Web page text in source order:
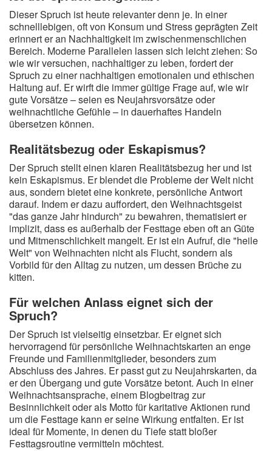
Dieser Spruch ist heute relevanter denn je. In einer
schnelllebigen, oft von Konsum und Stress geprägten Zeit
erinnert er an Nachhaltigkeit im zwischenmenschlichen
Bereich. Moderne Parallelen lassen sich leicht ziehen: So
wie wir versuchen, nachhaltiger zu leben, fordert der
Spruch zu einer nachhaltigen emotionalen und ethischen
Haltung auf. Er wirft die immer gültige Frage auf, wie wir
gute Vorsätze – seien es Neujahrsvorsätze oder
weihnachtliche Gefühle – in dauerhaftes Handeln
übersetzen können.
Realitätsbezug oder Eskapismus?
Der Spruch stellt einen klaren Realitätsbezug her und ist
kein Eskapismus. Er blendet die Probleme der Welt nicht
aus, sondern bietet eine konkrete, persönliche Antwort
darauf. Indem er dazu auffordert, den Weihnachtsgeist
"das ganze Jahr hindurch" zu bewahren, thematisiert er
implizit, dass es außerhalb der Festtage eben oft an Güte
und Mitmenschlichkeit mangelt. Er ist ein Aufruf, die "heile
Welt" von Weihnachten nicht als Flucht, sondern als
Vorbild für den Alltag zu nutzen, um dessen Brüche zu
kitten.
Für welchen Anlass eignet sich der
Spruch?
Der Spruch ist vielseitig einsetzbar. Er eignet sich
hervorragend für persönliche Weihnachtskarten an enge
Freunde und Familienmitglieder, besonders zum
Abschluss des Jahres. Er passt gut zu Neujahrskarten, da
er den Übergang und gute Vorsätze betont. Auch in einer
Weihnachtsansprache, einem Blogbeitrag zur
Besinnlichkeit oder als Motto für karitative Aktionen rund
um die Festtage kann er seine Wirkung entfalten. Er ist
ideal für Momente, in denen du Tiefe statt bloßer
Festtagsroutine vermitteln möchtest.